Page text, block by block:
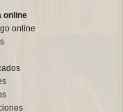
online
online